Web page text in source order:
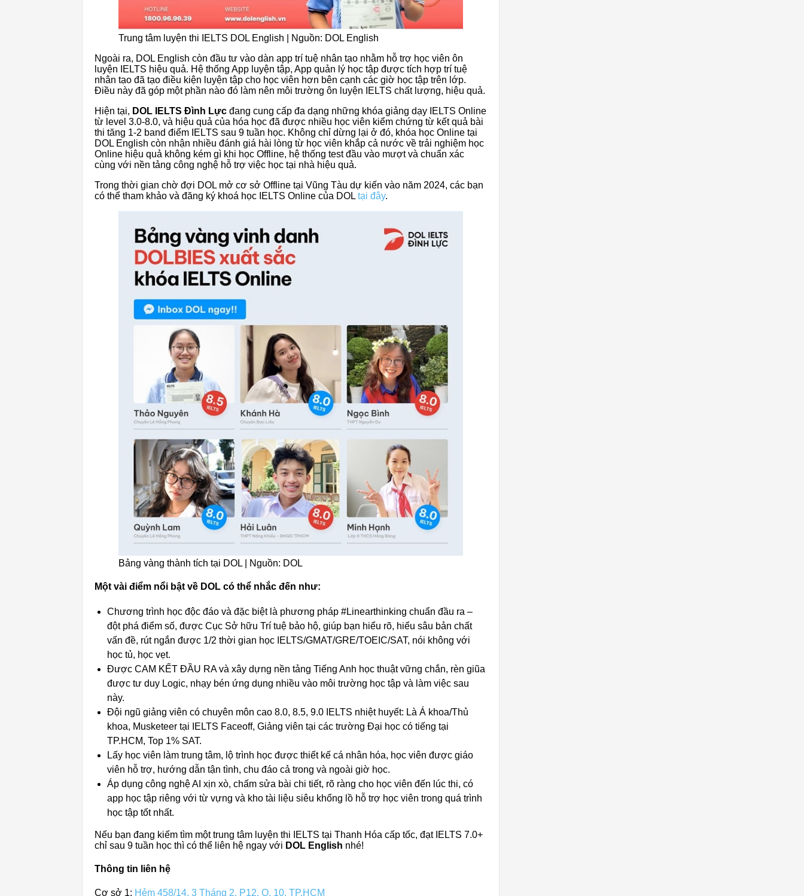
Trung tâm luyện thi IELTS DOL English | Nguồn: DOL English
Ngoài ra, DOL English còn đầu tư vào dàn app trí tuệ nhân tạo nhằm hỗ trợ học viên ôn
luyện IELTS hiệu quả. Hệ thống App luyện tập, App quản lý học tập được tích hợp trí tuệ
nhân tạo đã tạo điều kiện luyện tập cho học viên hơn bên cạnh các giờ học tập trên lớp.
Điều này đã góp một phần nào đó làm nên môi trường ôn luyện IELTS chất lượng, hiệu quả.
Hiện tại, DOL IELTS Đình Lực đang cung cấp đa dạng những khóa giảng dạy IELTS Online
từ level 3.0-8.0, và hiệu quả của hóa học đã được nhiều học viên kiểm chứng từ kết quả bài
thi tăng 1-2 band điểm IELTS sau 9 tuần học. Không chỉ dừng lại ở đó, khóa học Online tại
DOL English còn nhận nhiều đánh giá hài lòng từ học viên khắp cả nước về trải nghiệm học
Online hiệu quả không kém gì khi học Offline, hệ thống test đầu vào mượt và chuẩn xác
cùng với nền tảng công nghệ hỗ trợ việc học tại nhà hiệu quả.
Trong thời gian chờ đợi DOL mở cơ sở Offline tại Vũng Tàu dự kiến vào năm 2024, các bạn
có thể tham khảo và đăng ký khoá học IELTS Online của DOL tại đây.
Bảng vàng thành tích tại DOL | Nguồn: DOL
Một vài điểm nổi bật về DOL có thể nhắc đến như:
Chương trình học độc đáo và đặc biệt là phương pháp #Linearthinking chuẩn đầu ra –
đột phá điểm số, được Cục Sở hữu Trí tuệ bảo hộ, giúp bạn hiểu rõ, hiểu sâu bản chất
vấn đề, rút ngắn được 1/2 thời gian học IELTS/GMAT/GRE/TOEIC/SAT, nói không với
học tủ, học vẹt.
Được CAM KẾT ĐẦU RA và xây dựng nền tảng Tiếng Anh học thuật vững chắn, rèn giũa
được tư duy Logic, nhạy bén ứng dụng nhiều vào môi trường học tập và làm việc sau
này.
Đội ngũ giảng viên có chuyên môn cao 8.0, 8.5, 9.0 IELTS nhiệt huyết: Là Á khoa/Thủ
khoa, Musketeer tại IELTS Faceoff, Giảng viên tại các trường Đại học có tiếng tại
TP.HCM, Top 1% SAT.
Lấy học viên làm trung tâm, lộ trình học được thiết kế cá nhân hóa, học viên được giáo
viên hỗ trợ, hướng dẫn tận tình, chu đáo cả trong và ngoài giờ học.
Áp dụng công nghệ AI xịn xò, chấm sửa bài chi tiết, rõ ràng cho học viên đến lúc thi, có
app học tập riêng với từ vựng và kho tài liệu siêu khổng lồ hỗ trợ học viên trong quá trình
học tập tốt nhất.
Nếu bạn đang kiếm tìm một trung tâm luyện thi IELTS tại Thanh Hóa cấp tốc, đạt IELTS 7.0+
chỉ sau 9 tuần học thì có thể liên hệ ngay với DOL English nhé!
Thông tin liên hệ
Cơ sở 1: Hẻm 458/14, 3 Tháng 2, P12, Q. 10, TP.HCM